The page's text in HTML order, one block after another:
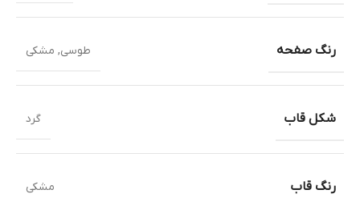
رنگ صفحه طوسی, مشکی
شکل قاب گرد
رنگ قاب مشکی